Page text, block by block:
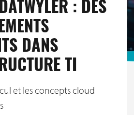
: DES
DANS
TI
et les concepts cloud